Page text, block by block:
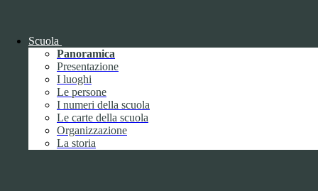
Scuola
Panoramica
Presentazione
I luoghi
Le persone
I numeri della scuola
Le carte della scuola
Organizzazione
La storia
Bandi di concorso